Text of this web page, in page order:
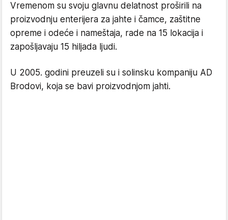
Vremenom su svoju glavnu delatnost proširili na
proizvodnju enterijera za jahte i čamce, zaštitne
opreme i odeće i nameštaja, rade na 15 lokacija i
zapošljavaju 15 hiljada ljudi.
U 2005. godini preuzeli su i solinsku kompaniju AD
Brodovi, koja se bavi proizvodnjom jahti.